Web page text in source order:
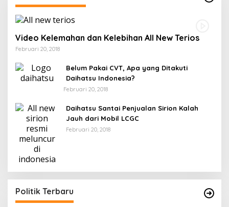
Video Kelemahan dan Kelebihan All New Terios
Februari 20, 2018
Belum Pakai CVT, Apa yang Ditakuti
Daihatsu Indonesia?
Februari 20, 2018
Daihatsu Santai Penjualan Sirion Kalah
Jauh dari Mobil LCGC
Februari 20, 2018
Politik Terbaru